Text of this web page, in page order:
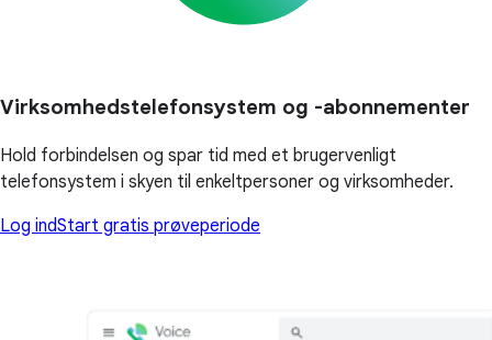
Virksomhedstelefonsystem og -abonnementer
Hold forbindelsen og spar tid med et brugervenligt
telefonsystem i skyen til enkeltpersoner og virksomheder.
Log indStart gratis prøveperiode